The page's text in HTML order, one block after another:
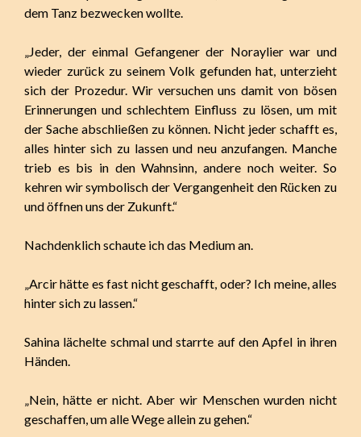
dem Tanz bezwecken wollte.
„Jeder, der einmal Gefangener der Noraylier war und
wieder zurück zu seinem Volk gefunden hat, unterzieht
sich der Prozedur. Wir versuchen uns damit von bösen
Erinnerungen und schlechtem Einfluss zu lösen, um mit
der Sache abschließen zu können. Nicht jeder schafft es,
alles hinter sich zu lassen und neu anzufangen. Manche
trieb es bis in den Wahnsinn, andere noch weiter. So
kehren wir symbolisch der Vergangenheit den Rücken zu
und öffnen uns der Zukunft.“
Nachdenklich schaute ich das Medium an.
„Arcir hätte es fast nicht geschafft, oder? Ich meine, alles
hinter sich zu lassen.“
Sahina lächelte schmal und starrte auf den Apfel in ihren
Händen.
„Nein, hätte er nicht. Aber wir Menschen wurden nicht
geschaffen, um alle Wege allein zu gehen.“